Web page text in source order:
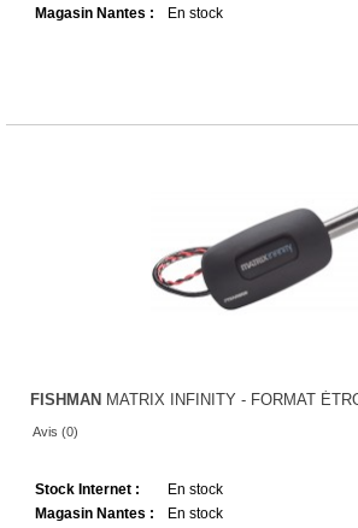
Magasin Nantes :
En stock
FISHMAN MATRIX INFINITY - FORMAT
Avis (0)
Stock Internet :
En stock
Magasin Nantes :
En stock